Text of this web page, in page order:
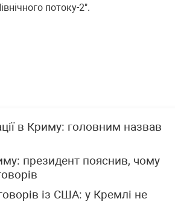
потоку-2".
в Криму: головним назвав
президент пояснив, чому
із США: у Кремлі не